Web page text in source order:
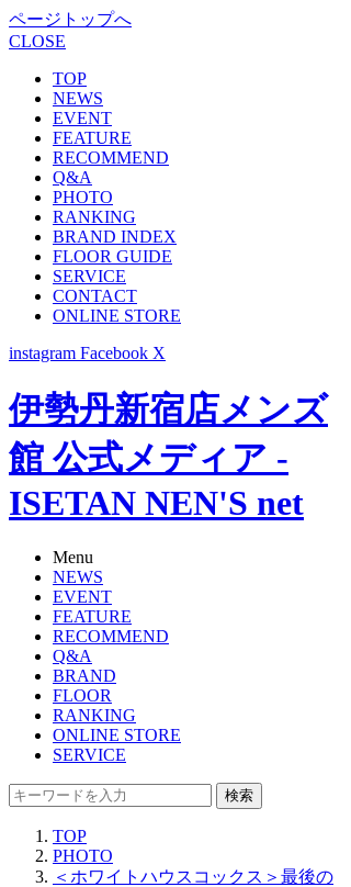
ページトップへ
CLOSE
TOP
NEWS
EVENT
FEATURE
RECOMMEND
Q&A
PHOTO
RANKING
BRAND INDEX
FLOOR GUIDE
SERVICE
CONTACT
ONLINE STORE
instagram Facebook X
伊勢丹新宿店メンズ
館 公式メディア -
ISETAN NEN'S net
Menu
NEWS
EVENT
FEATURE
RECOMMEND
Q&A
BRAND
FLOOR
RANKING
ONLINE STORE
SERVICE
検索
TOP
PHOTO
＜ホワイトハウスコックス＞最後の